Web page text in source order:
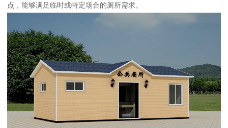
点，能够满足临时或特定场合的厕所需求。